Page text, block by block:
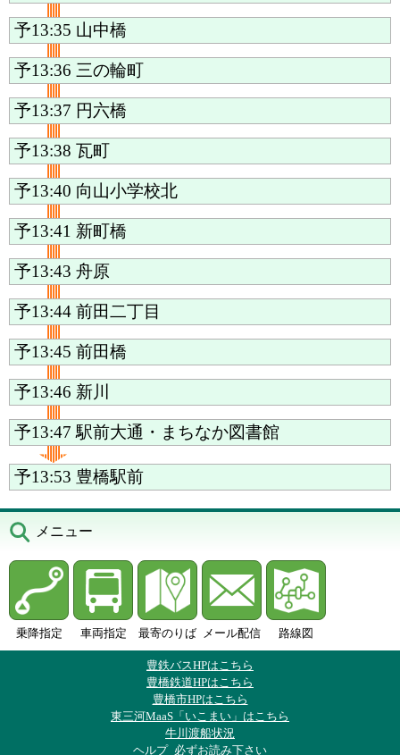
予13:35 山中橋
予13:36 三の輪町
予13:37 円六橋
予13:38 瓦町
予13:40 向山小学校北
予13:41 新町橋
予13:43 舟原
予13:44 前田二丁目
予13:45 前田橋
予13:46 新川
予13:47 駅前大通・まちなか図書館
予13:53 豊橋駅前
メニュー
乗降指定 車両指定 最寄のりば メール配信 路線図
豊鉄バスHPはこちら
豊橋鉄道HPはこちら
豊橋市HPはこちら
東三河MaaS「いこまい」はこちら
牛川渡船状況
ヘルプ 必ずお読み下さい